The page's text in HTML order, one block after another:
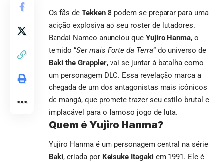
Os fãs de Tekken 8 podem se preparar para uma
adição explosiva ao seu roster de lutadores.
Bandai Namco anunciou que Yujiro Hanma, o
temido “Ser mais Forte da Terra” do universo de
Baki the Grappler, vai se juntar à batalha como
um personagem DLC. Essa revelação marca a
chegada de um dos antagonistas mais icônicos
do mangá, que promete trazer seu estilo brutal e
implacável para o famoso jogo de luta.
Quem é Yujiro Hanma?
Yujiro Hanma é um personagem central na série
Baki, criada por Keisuke Itagaki em 1991. Ele é